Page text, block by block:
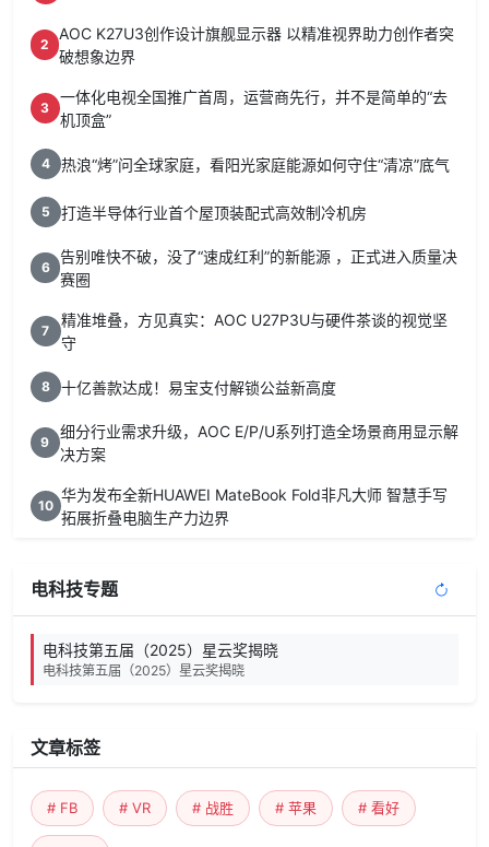
2
AOC K27U3创作设计旗舰显示器 以精准视界助力创作者突
破想象边界
3
一体化电视全国推广首周，运营商先行，并不是简单的“去
机顶盒”
4 热浪“烤”问全球家庭，看阳光家庭能源如何守住“清凉”底气
5 打造半导体行业首个屋顶装配式高效制冷机房
6
告别唯快不破，没了“速成红利”的新能源 ，正式进入质量决
赛圈
7
精准堆叠，方见真实：AOC U27P3U与硬件茶谈的视觉坚
守
8 十亿善款达成！易宝支付解锁公益新高度
9
细分行业需求升级，AOC E/P/U系列打造全场景商用显示解
决方案
10
华为发布全新HUAWEI MateBook Fold非凡大师 智慧手写
拓展折叠电脑生产力边界
电科技专题
电科技第五届（2025）星云奖揭晓
电科技第五届（2025）星云奖揭晓
文章标签
# FB # VR # 战胜 # 苹果 # 看好